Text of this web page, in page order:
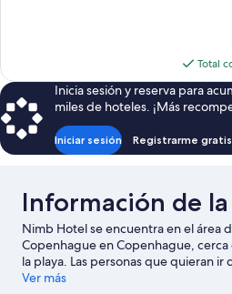
Total
Inicia sesión y reserva para
miles de hoteles. ¡Más
Iniciar sesión Registrarme gratis
Información de
Nimb Hotel se encuentra en el área
Copenhague en Copenhague,
la playa. Las personas que quieran
Strøget, mientras que quienes
Ver más